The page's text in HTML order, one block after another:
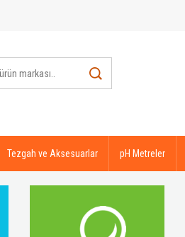
Tezgah ve Aksesuarlar pH Metreler